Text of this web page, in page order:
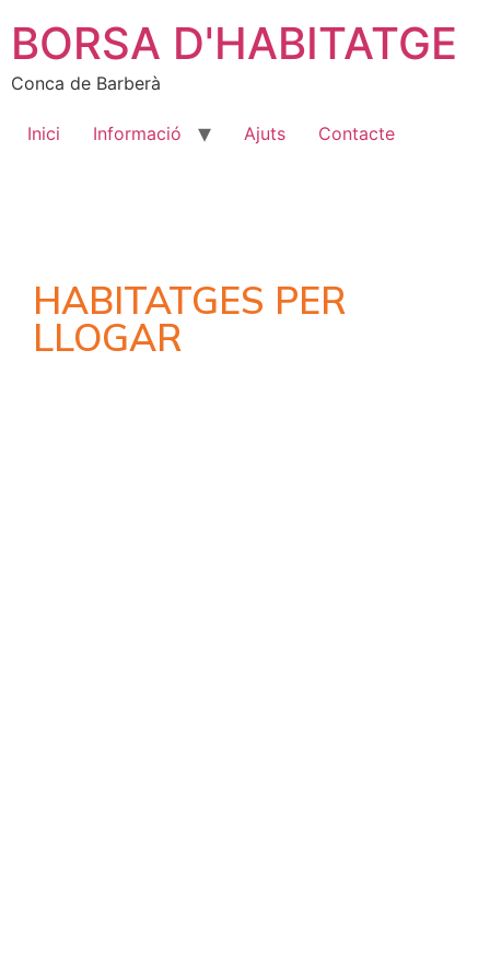
BORSA D'HABITATGE
Conca de Barberà
Inici Informació Ajuts Contacte
HABITATGES PER
LLOGAR